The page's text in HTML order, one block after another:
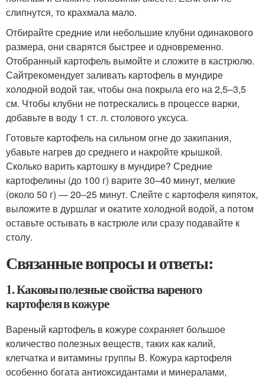
слипнутся, то крахмала мало.
Отбирайте средние или небольшие клубни одинакового
размера, они сварятся быстрее и одновременно.
Отобранный картофель вымойте и сложите в кастрюлю.
Сайтрекомендует заливать картофель в мундире
холодной водой так, чтобы она покрыла его на 2,5–3,5
см. Чтобы клубни не потрескались в процессе варки,
добавьте в воду 1 ст. л. столового уксуса.
Готовьте картофель на сильном огне до закипания,
убавьте нагрев до среднего и накройте крышкой.
Сколько варить картошку в мундире? Средние
картофелины (до 100 г) варите 30–40 минут, мелкие
(около 50 г) — 20–25 минут. Слейте с картофеля кипяток,
выложите в дуршлаг и окатите холодной водой, а потом
оставьте остывать в кастрюле или сразу подавайте к
столу.
Связанные вопросы и ответы:
1. Каковы полезные свойства вареного
картофеля в кожуре
Вареный картофель в кожуре сохраняет большое
количество полезных веществ, таких как калий,
клетчатка и витамины группы В. Кожура картофеля
особенно богата антиоксидантами и минералами,